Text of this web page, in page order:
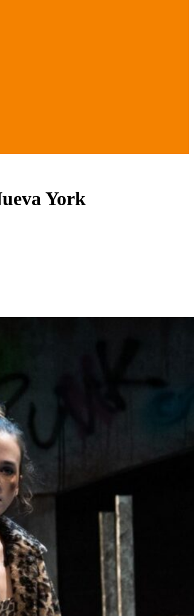
York